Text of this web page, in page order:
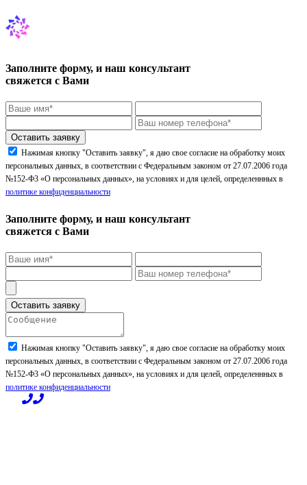
Заполните форму, и наш консультант
свяжется с Вами
Нажимая кнопку "Оставить заявку", я даю свое согласие на обработку моих
персональных данных, в соответствии с Федеральным законом от 27.07.2006 года
№152-Ф3 «О персональных данных», на условиях и для целей, определеннных в
политике конфиденциальности
Заполните форму, и наш консультант
свяжется с Вами
Нажимая кнопку "Оставить заявку", я даю свое согласие на обработку моих
персональных данных, в соответствии с Федеральным законом от 27.07.2006 года
№152-Ф3 «О персональных данных», на условиях и для целей, определеннных в
политике конфиденциальности